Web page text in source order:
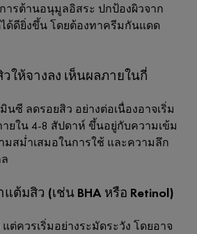
ารต้านอนุมูลอิสระ ปกป้องผิวจาก
ด้ดียิ่งขึ้น โดยต้องทาครีมกันแดด
ให้จางลง เห็นผลภายในกี่
นซี ลดรอยสิว อย่างต่อเนื่องอาจเริ่ม
ยใน 4-8 สัปดาห์ ขึ้นอยู่กับความเข้ม
สม่ำเสมอในการใช้ และความลึก
มสิว (เช่น BHA หรือ Retinol)
ต่ควรเริ่มอย่างระมัดระวัง โดยอาจ